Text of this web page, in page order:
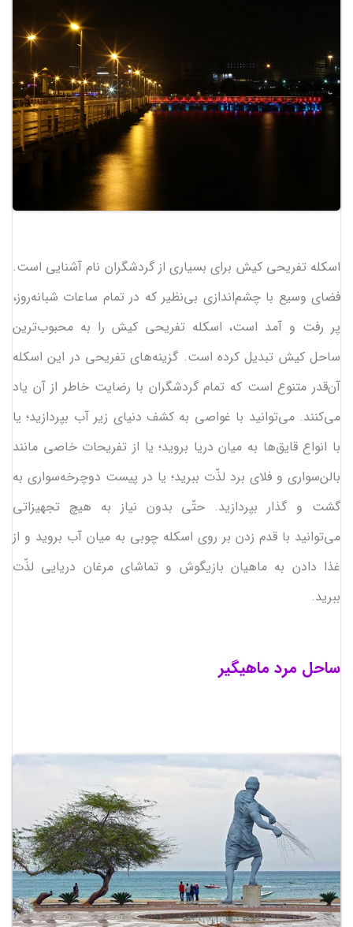
اسکله تفریحی کیش برای بسیاری از گردشگران نام آشنایی است.
فضای وسیع با چشم‌اندازی بی‌نظیر که در تمام ساعات شبانه‌روز،
پر رفت و آمد است، اسکله تفریحی کیش را به محبوب‌ترین
ساحل کیش تبدیل کرده است. گزینه‌های تفریحی در این اسکله
آن‌قدر متنوع است که تمام گردشگران با رضایت خاطر از آن یاد
می‌کنند. می‌توانید با غواصی به کشف دنیای زیر آب بپردازید؛ یا
با انواع قایق‌ها به میان دریا بروید؛ یا از تفریحات خاصی مانند
بالن‌سواری و فلای برد لذّت ببرید؛ یا در پیست دوچرخه‌سواری به
گشت و گذار بپردازید. حتّی بدون نیاز به هیچ تجهیزاتی
می‌توانید با قدم زدن بر روی اسکله چوبی به میان آب بروید و از
غذا دادن به ماهیان بازیگوش و تماشای مرغان دریایی لذّت
ببرید.
ساحل مرد ماهیگیر